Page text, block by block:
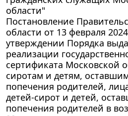
области"
Постановление
области от 13 февраля
утверждении Порядка
реализации
сертификата Московской
сиротам и детям,
попечения родителей,
детей-сирот и детей,
попечения родителей в